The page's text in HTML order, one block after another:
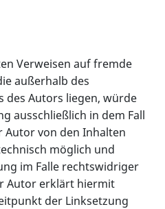
Verweisen auf fremde
außerhalb des
des Autors liegen, würde
ausschließlich in dem Fall
Autor von den Inhalten
möglich und
im Falle rechtswidriger
Autor erklärt hiermit
der Linksetzung